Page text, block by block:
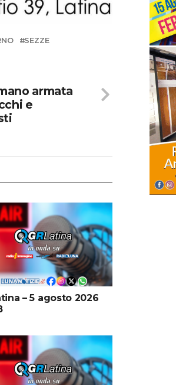
SEZZE
armata
e
– 5 agosto 2026